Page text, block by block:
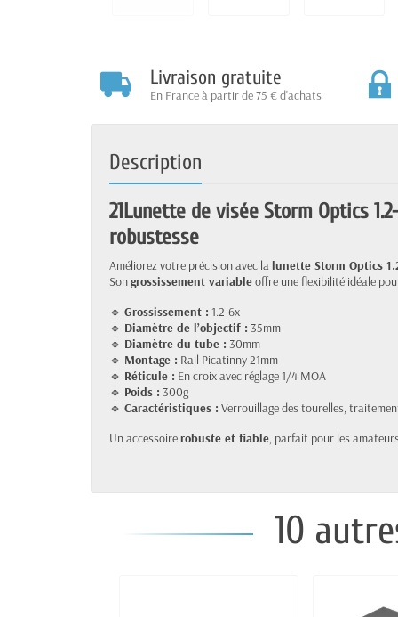
Livraison gratuite
En France à partir de 75 € d'achats
Description
21Lunette de visée Storm Optics
robustesse
Améliorez votre précision avec lalunette Storm Optics
Songrossissement variableoffre une flexibilité idéale
🔹 Grossissement : 1.2-6x
🔹 Diamètre de l’objectif : 35mm
🔹 Diamètre du tube : 30mm
🔹 Montage : Rail Picatinny 21mm
🔹 Réticule : En croix avec réglage 1/4 MOA
🔹 Poids : 300g
🔹 Caractéristiques : Verrouillage des tourelles,
Un accessoirerobuste et fiable, parfait pour les
10